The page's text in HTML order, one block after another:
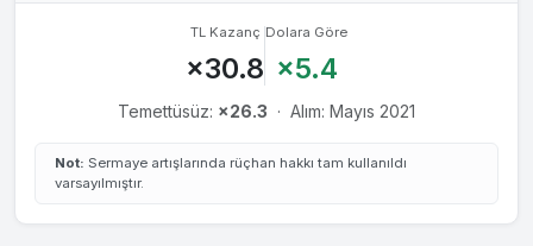
TL Kazanç
×30.8
Dolara Göre
×5.4
Temettüsüz: ×26.3 · Alım: Mayıs 2021
Not: Sermaye artışlarında rüçhan hakkı tam kullanıldı
varsayılmıştır.